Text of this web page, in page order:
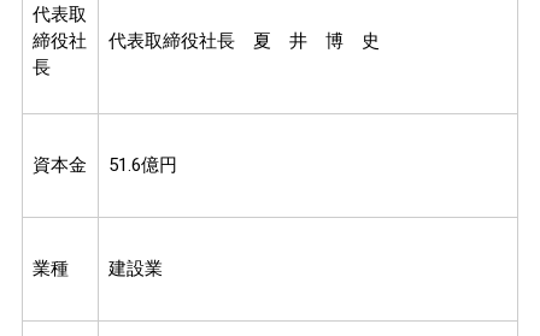
代表取
締役社
長
代表取締役社長 夏 井 博 史
資本金 51.6億円
業種 建設業